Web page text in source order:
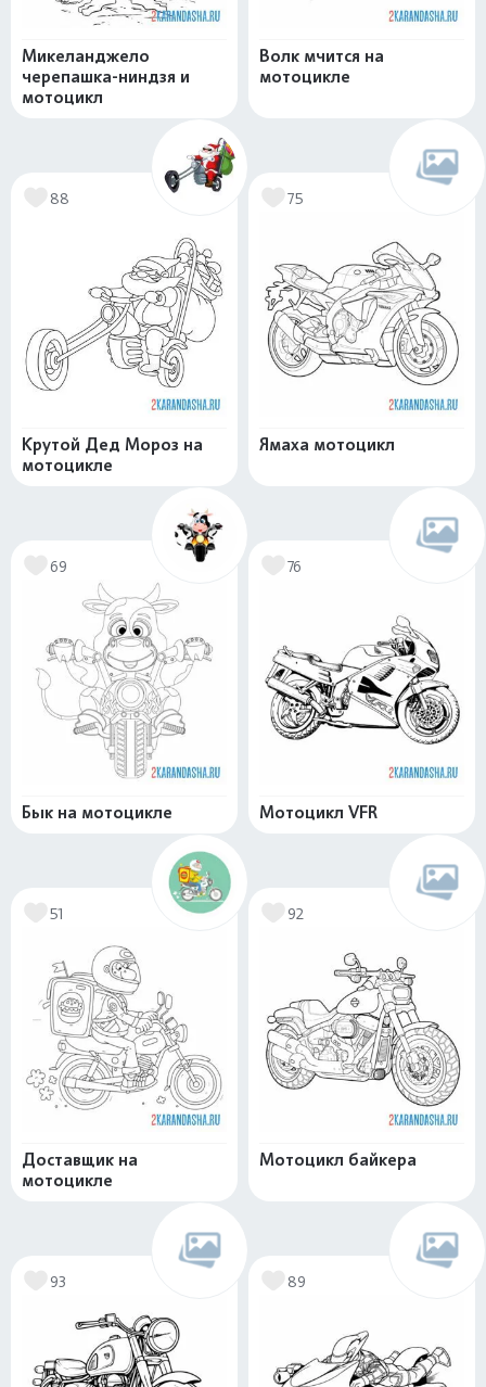
Микеланджело
черепашка-ниндзя и
мотоцикл
Волк мчится на
мотоцикле
88
Крутой Дед Мороз на
мотоцикле
75
Ямаха мотоцикл
69
Бык на мотоцикле
76
Мотоцикл VFR
51
Доставщик на
мотоцикле
92
Мотоцикл байкера
93 89